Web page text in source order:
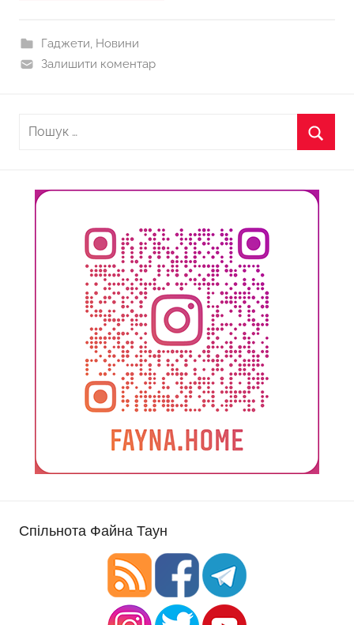
Гаджети Новини
Залишити коментар
Пошук:
Спільнота Файна Таун